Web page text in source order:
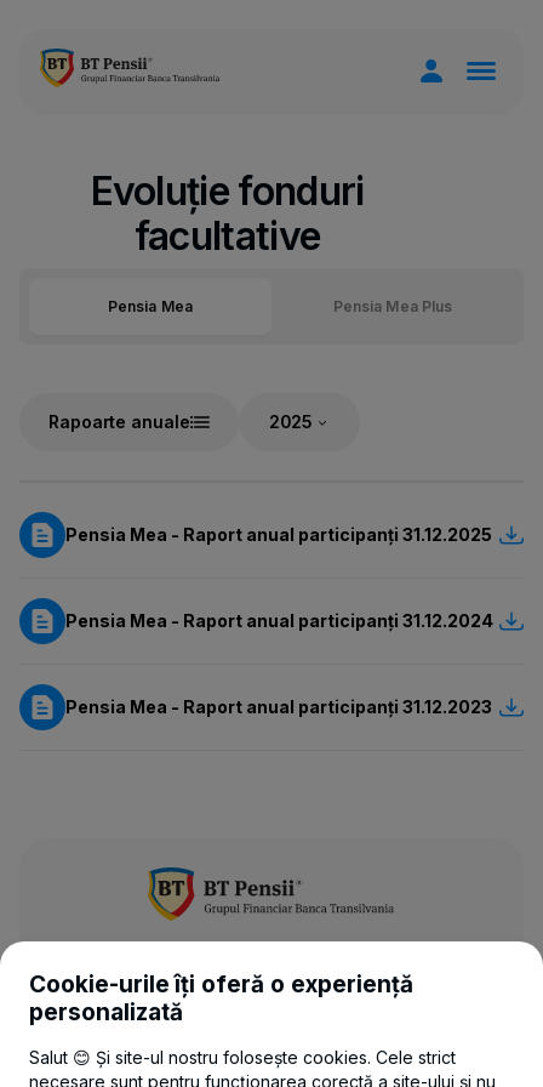
Evoluție fonduri
facultative
Pensia Mea Pensia Mea Plus
Rapoarte anuale
Pensia Mea - Raport anual participanți 31.12.2025
Pensia Mea - Raport anual participanți 31.12.2024
Pensia Mea - Raport anual participanți 31.12.2023
UTILE
Cookie-urile îți oferă o experiență
personalizată
Salut 😊 Și site-ul nostru folosește cookies. Cele strict
necesare sunt pentru funcționarea corectă a site-ului și nu